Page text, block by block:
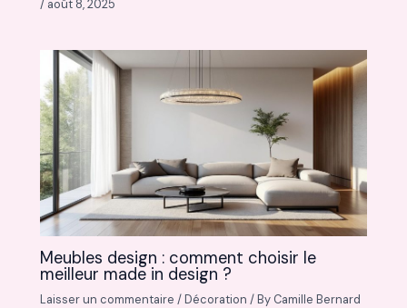
/ août 8, 2025
Meubles design : comment choisir le
meilleur made in design ?
Laisser un commentaire /Décoration / By Camille Bernard